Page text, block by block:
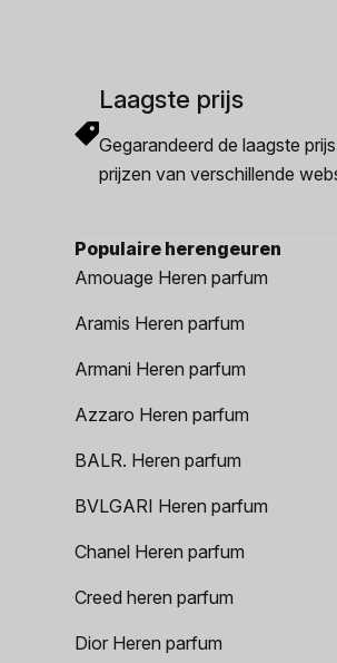
Laagste prijs
Gegarandeerd de laagste
prijzen van verschillende
Populaire herengeuren
Amouage Heren parfum
Aramis Heren parfum
Armani Heren parfum
Azzaro Heren parfum
BALR. Heren parfum
BVLGARI Heren parfum
Chanel Heren parfum
Creed heren parfum
Dior Heren parfum